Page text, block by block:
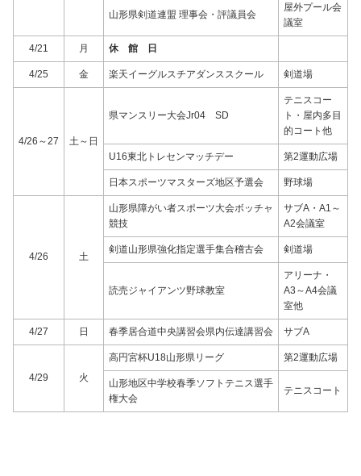
山形県剣道連盟 理事会・評議員会
屋外プール会
議室
4/21 月 休 館 日
4/25 金 楽天イーグルスチアダンススクール 剣道場
4/26～27 土～日
県マンスリー大会Jr04 SD
テニスコー
ト・屋内多目
的コート他
U16東北トレセンマッチデー 第2運動広場
日本スポーツマスターズ地区予選会 野球場
4/26 土
山形県障がい者スポーツ大会ボッチャ
競技
サブA・A1～
A2会議室
剣道山形県強化指定選手集合稽古会 剣道場
読売ジャイアンツ野球教室
アリーナ・
A3～A4会議
室他
4/27 日 春季居合道中央講習会県内伝達講習会 サブA
4/29 火
高円宮杯U18山形県リーグ 第2運動広場
山形地区中学校春季ソフトテニス選手
権大会
テニスコート